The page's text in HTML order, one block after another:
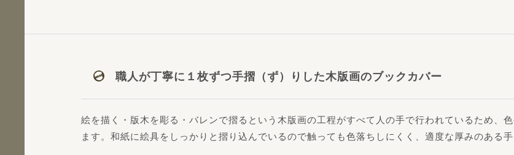
職人が丁寧に１枚ずつ手摺（ず）りした木版画のブックカバー
絵を描く・版木を彫る・バレンで摺るという木版画の工程がすべて人の手で行われているため、
ます。和紙に絵具をしっかりと摺り込んでいるので触っても色落ちしにくく、適度な厚みのある